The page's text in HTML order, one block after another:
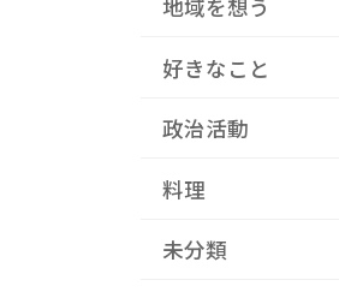
地域を想う
好きなこと
政治活動
料理
未分類